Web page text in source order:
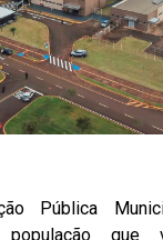
Pública
que